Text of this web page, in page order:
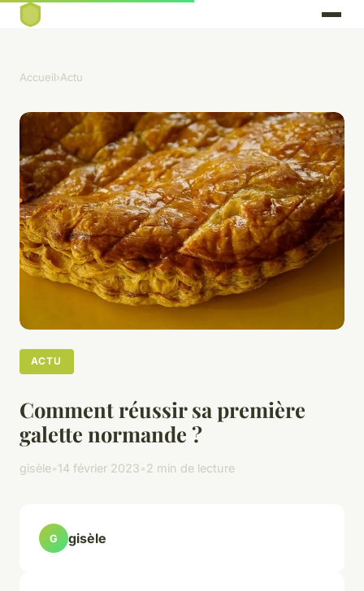
Accueil›Actu
ACTU
Comment réussir sa première
galette normande ?
gisèle•14 février 2023•2 min de lecture
G gisèle